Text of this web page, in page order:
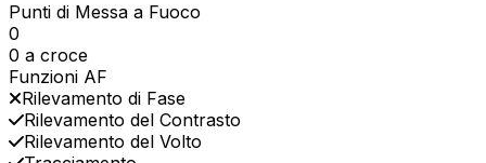
Punti di Messa a Fuoco
0
0 a croce
Funzioni AF
Rilevamento di Fase
Rilevamento del Contrasto
Rilevamento del Volto